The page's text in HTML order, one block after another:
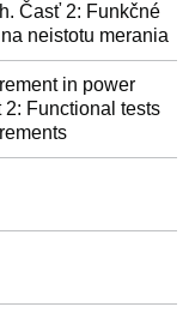
Časť 2: Funkčné
neistotu merania
in power
2: Functional tests